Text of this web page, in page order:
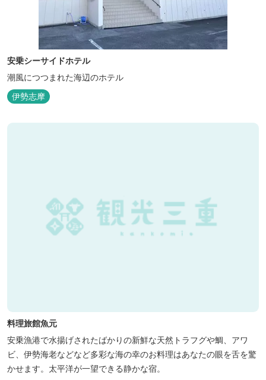
安乗シーサイドホテル
潮風につつまれた海辺のホテル
伊勢志摩
料理旅館魚元
安乗漁港で水揚げされたばかりの新鮮な天然トラフグや鯛、アワ
ビ、伊勢海老などなど多彩な海の幸のお料理はあなたの眼を舌を驚
かせます。太平洋が一望できる静かな宿。